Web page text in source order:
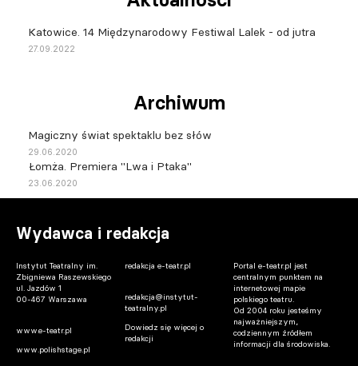
Katowice. 14 Międzynarodowy Festiwal Lalek - od jutra
27.09.2022
Archiwum
Magiczny świat spektaklu bez słów
29.06.2020
Łomża. Premiera "Lwa i Ptaka"
23.06.2020
Wydawca i redakcja
Instytut Teatralny im.
Zbigniewa Raszewskiego
ul. Jazdów 1
00-467 Warszawa
www.e-teatr.pl
www.polishstage.pl
redakcja e-teatr.pl
redakcja@instytut-
teatralny.pl
Dowiedz się więcej o
redakcji
Portal e-teatr.pl jest
centralnym punktem na
internetowej mapie
polskiego teatru.
Od 2004 roku jesteśmy
najważniejszym,
codziennym źródłem
informacji dla środowiska.